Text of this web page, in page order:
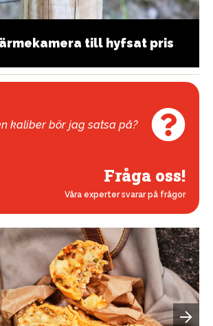
till hyfsat pris
kaliber bör jag satsa på?
Fråga oss!
Våra experter svarar på frågor